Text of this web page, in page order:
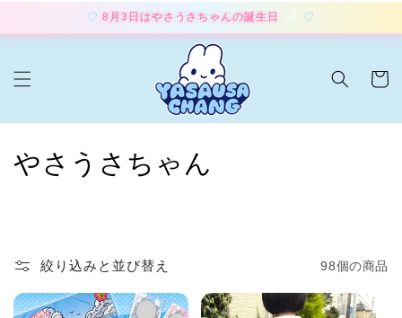
進む
8月3日はやさうさちゃんの誕生日
ー
コ
シ
ョ
やさうさちゃん
絞り込みと並び替え 98個の商品